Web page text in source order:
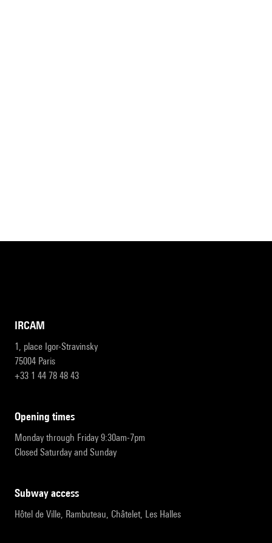
IRCAM
1, place Igor-Stravinsky
75004 Paris
+33 1 44 78 48 43
opening times
Monday through Friday 9:30am-7pm
Closed Saturday and Sunday
subway access
Hôtel de Ville, Rambuteau, Châtelet, Les Halles